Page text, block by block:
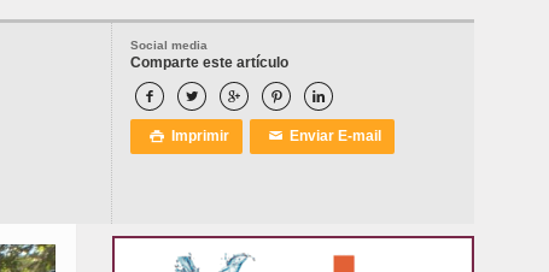
Social media
Comparte este artículo
    
 Imprimir ✉ Enviar E-mail